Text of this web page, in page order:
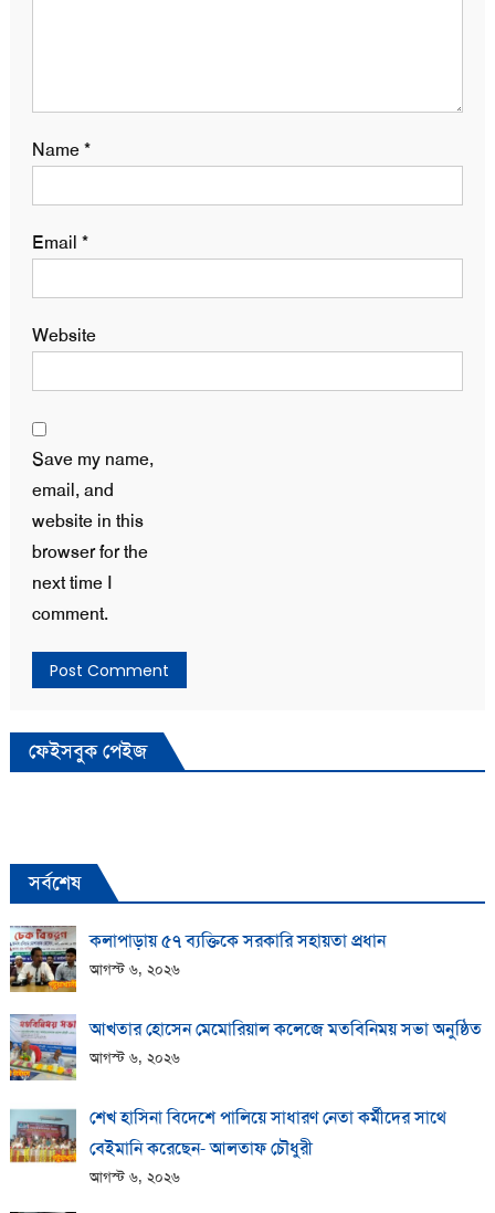
Name*
Email *
Website
Save my name,
email, and
website in this
browser for the
next time I
comment.
ফেইসবুক পেইজ
সর্বশেষ
কলাপাড়ায় ​৫৭ ব্যক্তিকে সরকারি সহায়তা প্রধান
আগস্ট ৬, ২০২৬
আখতার হোসেন মেমোরিয়াল কলেজে মতবিনিময় সভা অনুষ্ঠিত
আগস্ট ৬, ২০২৬
শেখ হাসিনা বিদেশে পালিয়ে সাধারণ নেতা কর্মীদের সাথে
বেইমানি করেছেন- আলতাফ চৌধুরী
আগস্ট ৬, ২০২৬